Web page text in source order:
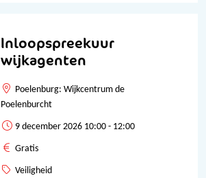
Inloopspreekuur
wijkagenten
Poelenburg: Wijkcentrum de
Poelenburcht
9 december 2026 10:00 - 12:00
Gratis
Veiligheid